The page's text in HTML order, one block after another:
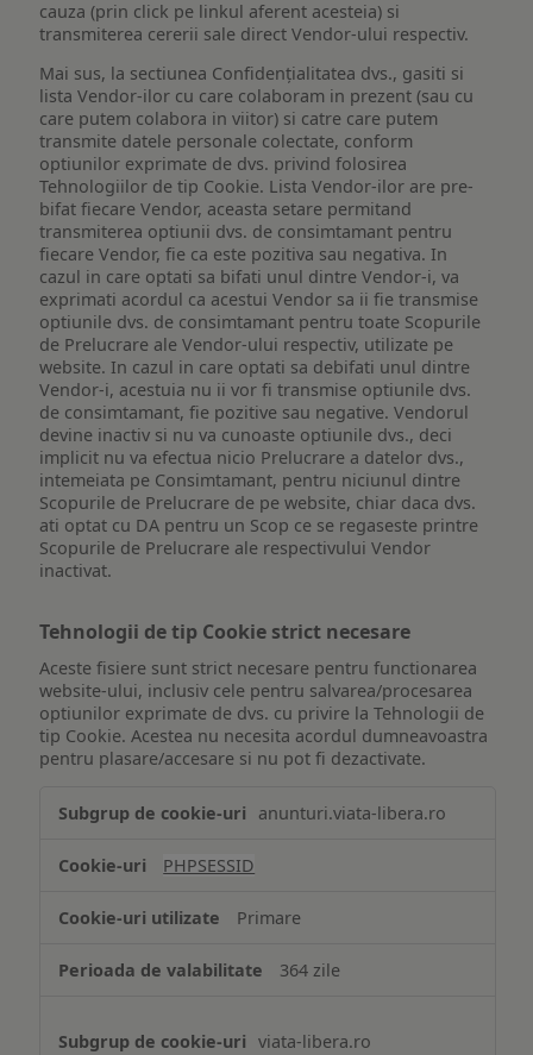
cauza (prin click pe linkul aferent acesteia) si
transmiterea cererii sale direct Vendor-ului respectiv.
Mai sus, la sectiunea Confidențialitatea dvs., gasiti si
lista Vendor-ilor cu care colaboram in prezent (sau cu
care putem colabora in viitor) si catre care putem
transmite datele personale colectate, conform
optiunilor exprimate de dvs. privind folosirea
Tehnologiilor de tip Cookie. Lista Vendor-ilor are pre-
bifat fiecare Vendor, aceasta setare permitand
transmiterea optiunii dvs. de consimtamant pentru
fiecare Vendor, fie ca este pozitiva sau negativa. In
cazul in care optati sa bifati unul dintre Vendor-i, va
exprimati acordul ca acestui Vendor sa ii fie transmise
optiunile dvs. de consimtamant pentru toate Scopurile
de Prelucrare ale Vendor-ului respectiv, utilizate pe
website. In cazul in care optati sa debifati unul dintre
Vendor-i, acestuia nu ii vor fi transmise optiunile dvs.
de consimtamant, fie pozitive sau negative. Vendorul
devine inactiv si nu va cunoaste optiunile dvs., deci
implicit nu va efectua nicio Prelucrare a datelor dvs.,
intemeiata pe Consimtamant, pentru niciunul dintre
Scopurile de Prelucrare de pe website, chiar daca dvs.
ati optat cu DA pentru un Scop ce se regaseste printre
Scopurile de Prelucrare ale respectivului Vendor
inactivat.
Tehnologii de tip Cookie strict necesare
Aceste fisiere sunt strict necesare pentru functionarea
website-ului, inclusiv cele pentru salvarea/procesarea
optiunilor exprimate de dvs. cu privire la Tehnologii de
tip Cookie. Acestea nu necesita acordul dumneavoastra
pentru plasare/accesare si nu pot fi dezactivate.
de
Cookie
necesare
anunturi.viata-libera.ro
PHPSESSID
Primare
364 zile
viata-libera.ro